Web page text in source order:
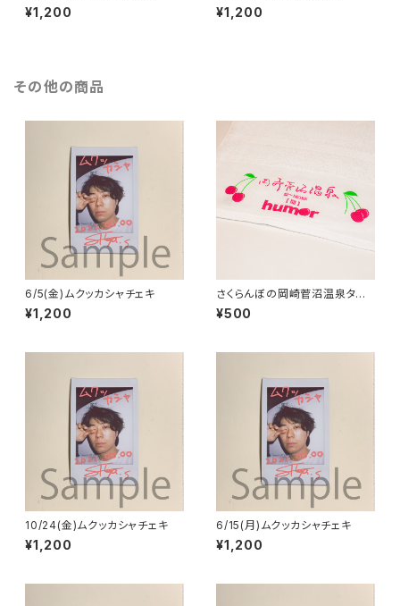
¥1,200 ¥1,200
その他の商品
6/5(金)ムクッカシャチェキ
¥1,200
さくらんぼの岡崎菅沼温泉タオ
ル
¥500
10/24(金)ムクッカシャチェキ
¥1,200
6/15(月)ムクッカシャチェキ
¥1,200